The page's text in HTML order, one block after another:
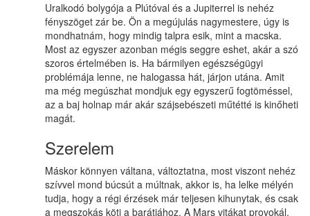
Uralkodó bolygója a Plútóval és a Jupiterrel is nehéz
fényszöget zár be. Ön a megújulás nagymestere, úgy is
mondhatnám, hogy mindig talpra esik, mint a macska.
Most az egyszer azonban mégis seggre eshet, akár a szó
szoros értelmében is. Ha bármilyen egészségügyi
problémája lenne, ne halogassa hát, járjon utána. Amit
ma még megúszhat mondjuk egy egyszerű fogtöméssel,
az a baj holnap már akár szájsebészeti műtétté is kinőheti
magát.
Szerelem
Máskor könnyen váltana, változtatna, most viszont nehéz
szívvel mond búcsút a múltnak, akkor is, ha lelke mélyén
tudja, hogy a régi érzések már teljesen kihunytak, és csak
a megszokás köti a barátjához. A Mars vitákat provokál,